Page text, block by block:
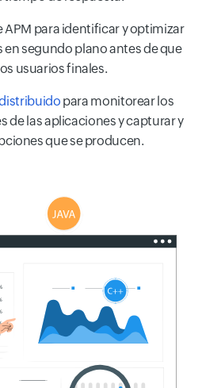
APM para identificar y optimizar
segundo plano antes de que
usuarios finales.
para monitorear los
de las aplicaciones y capturar y
que se producen.